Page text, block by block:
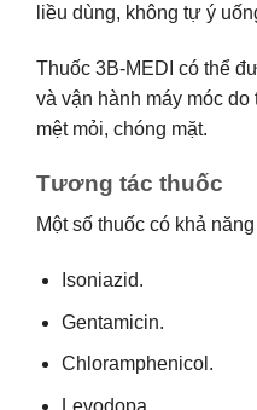
liều dùng, không tự ý
Thuốc 3B-MEDI có thể
và vận hành máy móc
mệt mỏi, chóng mặt.
Tương tác thuốc
Một số thuốc có khả
Isoniazid.
Gentamicin.
Chloramphenicol.
Levodopa.